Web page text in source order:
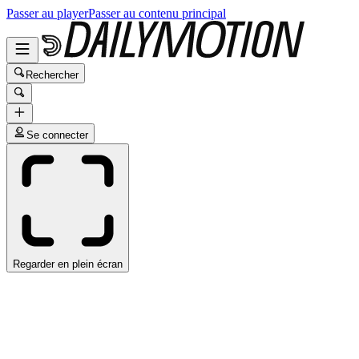
Passer au playerPasser au contenu principal
Rechercher
Se connecter
Regarder en plein écran